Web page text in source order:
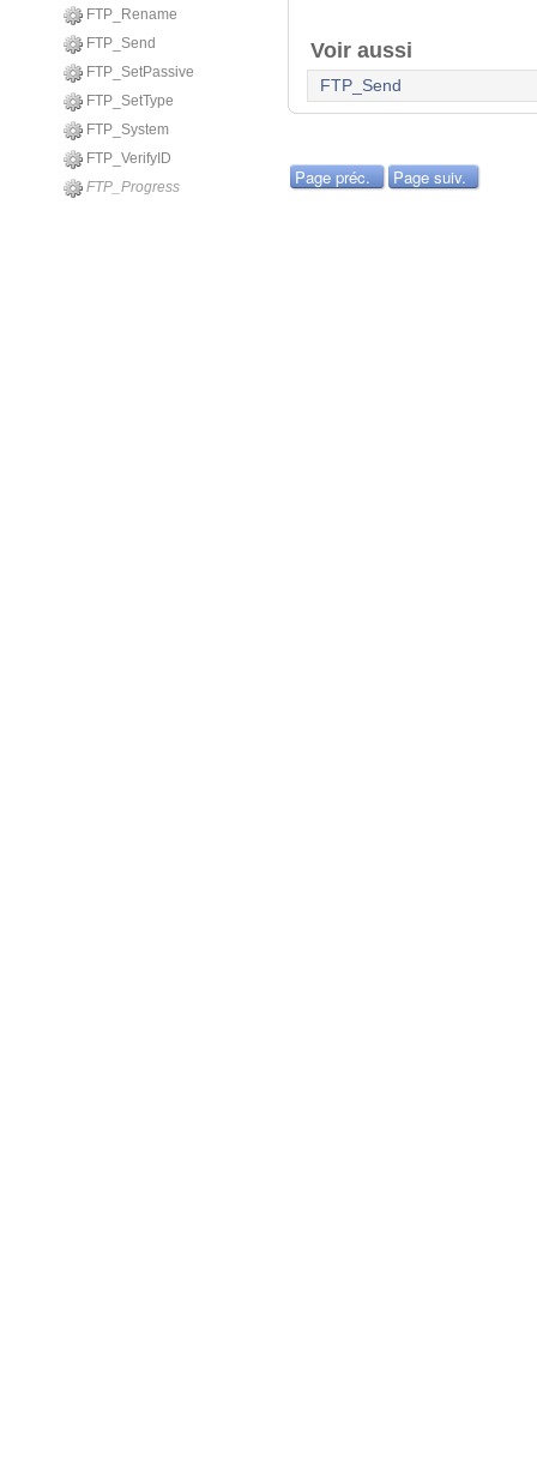
FTP_Rename
FTP_Send
FTP_SetPassive
FTP_SetType
FTP_System
FTP_VerifyID
FTP_Progress
Voir aussi
FTP_Send
Page préc. Page suiv.